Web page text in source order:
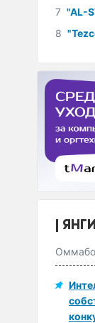
7 "AL-
8